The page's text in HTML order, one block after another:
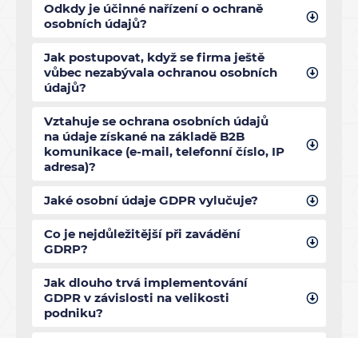
Odkdy je účinné nařízení o ochraně
osobních údajů?
Jak postupovat, když se firma ještě
vůbec nezabývala ochranou osobních
údajů?
Vztahuje se ochrana osobních údajů
na údaje získané na základě B2B
komunikace (e-mail, telefonní číslo, IP
adresa)?
Jaké osobní údaje GDPR vylučuje?
Co je nejdůležitější při zavádění
GDRP?
Jak dlouho trvá implementování
GDPR v závislosti na velikosti
podniku?